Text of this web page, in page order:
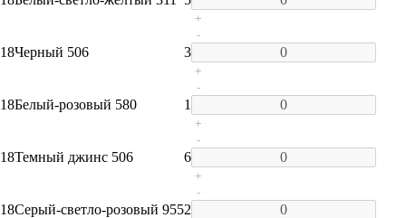
+
18Черный 506 3
-
+
18Белый-розовый 580 1
-
+
18Темный джинс 506 6
-
+
18Серый-светло-розовый 9552
-